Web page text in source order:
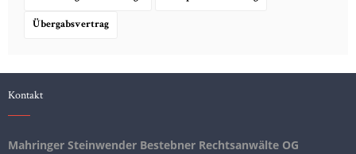
Übergabsvertrag
Kontakt
Mahringer Steinwender Bestebner Rechtsanwälte OG